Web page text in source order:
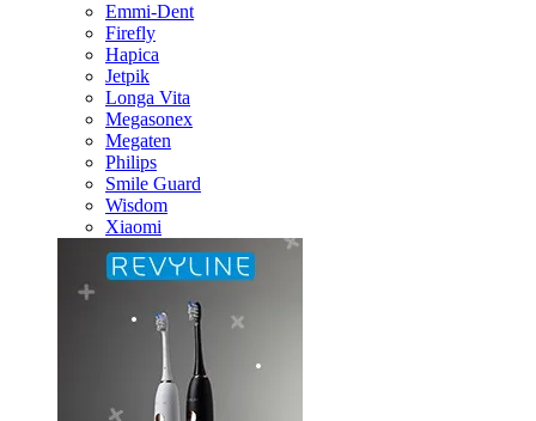
Emmi-Dent
Firefly
Hapica
Jetpik
Longa Vita
Megasonex
Megaten
Philips
Smile Guard
Wisdom
Xiaomi